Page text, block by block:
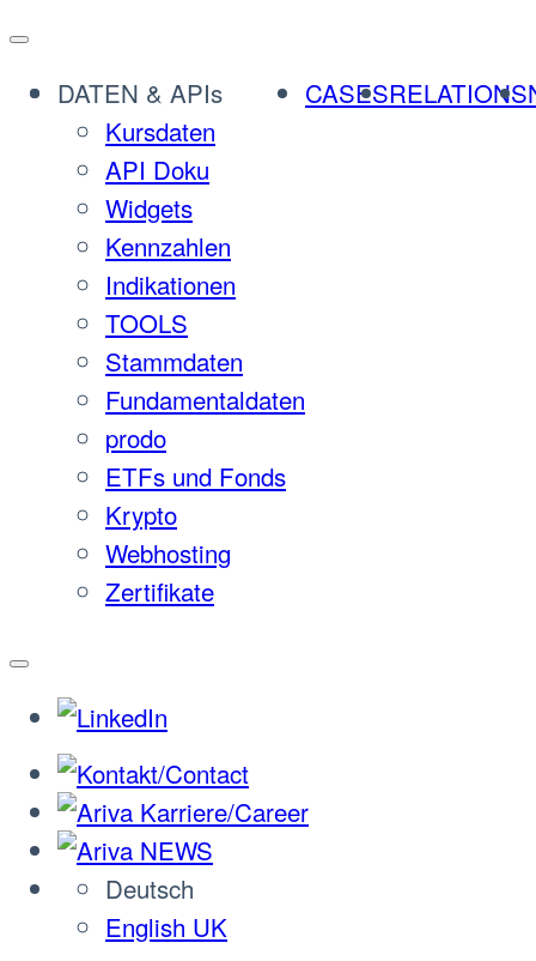
DATEN & APIs
Kursdaten
API Doku
Widgets
Kennzahlen
Indikationen
TOOLS
Stammdaten
Fundamentaldaten
prodo
ETFs und Fonds
Krypto
Webhosting
Zertifikate
CASESRELATIONS
Deutsch
English UK